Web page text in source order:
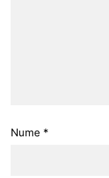
Nume *